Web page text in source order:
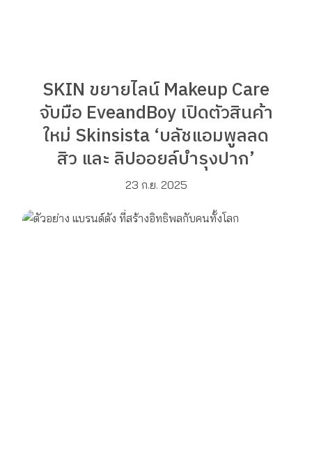
SKIN ขยายไลน์ Makeup Care
จับมือ EveandBoy เปิดตัวสินค้า
ใหม่ Skinsista ‘บลัชแอมพูลลด
สิว และ ลิปออยล์บำรุงปาก’
23 ก.ย. 2025